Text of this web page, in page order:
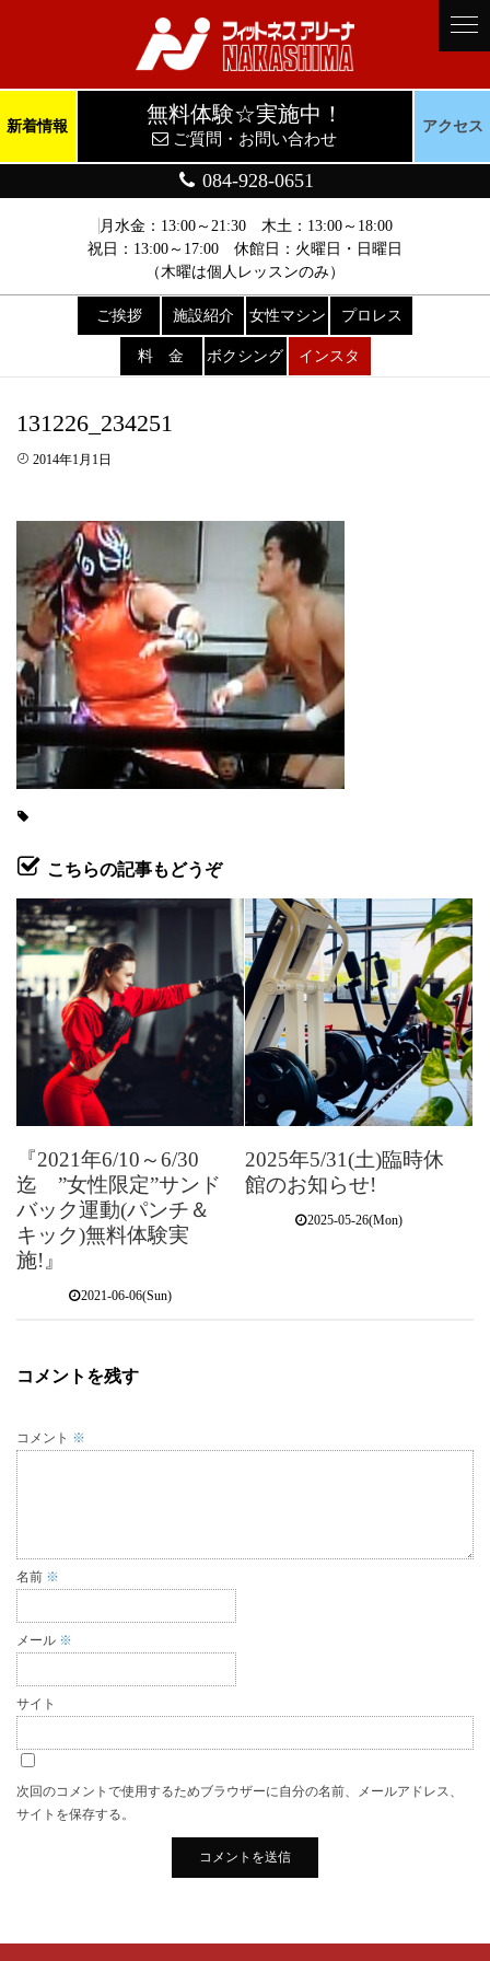
月水金：13:00～21:30 木土：13:00～18:00
祝日：13:00～17:00 休館日：火曜日・日曜日
（木曜は個人レッスンのみ）
084-928-0651
新着情報
無料体験☆実施中！
ご質問・お問い合わせ
アクセス
ご挨拶 施設紹介 女性マシン プロレス
料 金 ボクシング インスタ
131226_234251
2014年1月1日
こちらの記事もどうぞ
『2021年6/10～6/30
迄 ”女性限定”サンド
バック運動(パンチ＆
キック)無料体験実
施!』
2021-06-06(Sun)
2025年5/31(土)臨時休
館のお知らせ!
2025-05-26(Mon)
コメントを残す
コメント ※
名前 ※
メール ※
サイト
次回のコメントで使用するためブラウザーに自分の名前、メールアドレス、
サイトを保存する。